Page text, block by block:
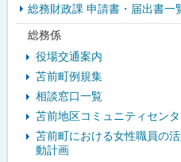
ド 総務財政課 申請書・届出書一
総務係
役場交通案内
苫前町例規集
相談窓口一覧
苫前地区コミュニティセン
苫前町における女性職員の
動計画